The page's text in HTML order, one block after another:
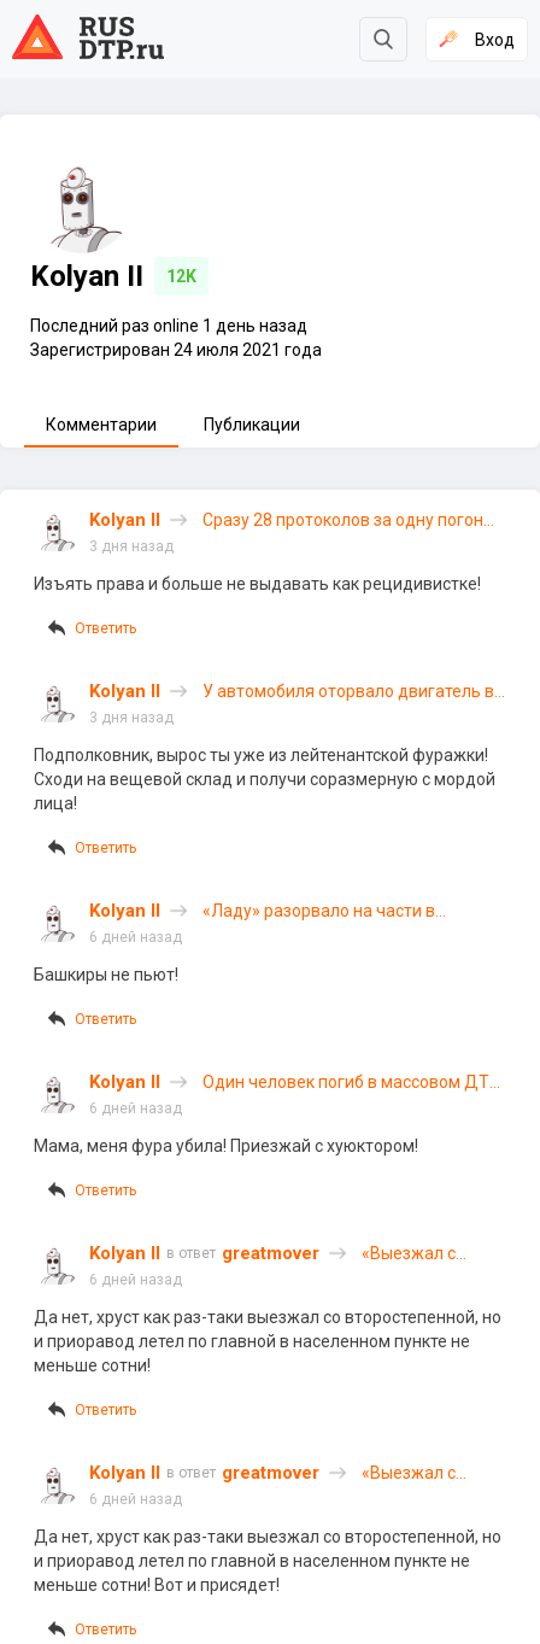
Вход
Kolyan II 12K
Последний раз online 1 день назад
Зарегистрирован 24 июля 2021 года
Комментарии Публикации
Kolyan II
Сразу 28 протоколов за одну погоню
3 дня назад
Изъять права и больше не выдавать как рецидивистке!
Ответить
Kolyan II
У автомобиля оторвало двигатель в
3 дня назад
Подполковник, вырос ты уже из лейтенантской фуражки!
Сходи на вещевой склад и получи соразмерную с мордой
лица!
Ответить
Kolyan II
«Ладу» разорвало на части в
6 дней назад
Башкиры не пьют!
Ответить
Kolyan II
Один человек погиб в массовом ДТП
6 дней назад
Мама, меня фура убила! Приезжай с хуюктором!
Ответить
Kolyan II в ответ greatmover
«Выезжал с
мопеде погиб в
ДТП в
6 дней назад
Да нет, хруст как раз-таки выезжал со второстепенной, но
и приоравод летел по главной в населенном пункте не
меньше сотни!
Ответить
Kolyan II в ответ greatmover
«Выезжал с
мопеде погиб в
ДТП в
6 дней назад
Да нет, хруст как раз-таки выезжал со второстепенной, но
и приоравод летел по главной в населенном пункте не
меньше сотни! Вот и присядет!
Ответить